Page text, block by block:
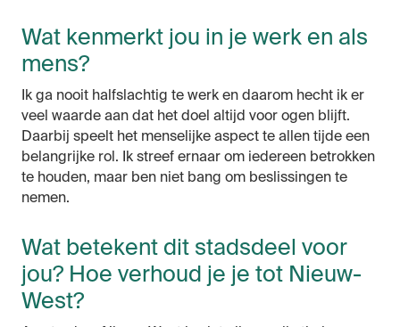
Wat kenmerkt jou in je werk en als
mens?
Ik ga nooit halfslachtig te werk en daarom hecht ik er
veel waarde aan dat het doel altijd voor ogen blijft.
Daarbij speelt het menselijke aspect te allen tijde een
belangrijke rol. Ik streef ernaar om iedereen betrokken
te houden, maar ben niet bang om beslissingen te
nemen.
Wat betekent dit stadsdeel voor
jou? Hoe verhoud je je tot Nieuw-
West?